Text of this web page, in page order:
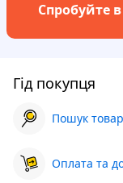
Спробуйте
Гід покупця
Пошук
Оплата та